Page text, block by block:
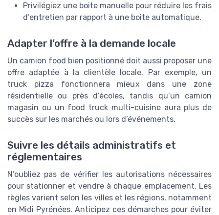
Privilégiez une boite manuelle pour réduire les frais
d’entretien par rapport à une boite automatique.
Adapter l’offre à la demande locale
Un camion food bien positionné doit aussi proposer une
offre adaptée à la clientèle locale. Par exemple, un
truck pizza fonctionnera mieux dans une zone
résidentielle ou près d’écoles, tandis qu’un camion
magasin ou un food truck multi-cuisine aura plus de
succès sur les marchés ou lors d’événements.
Suivre les détails administratifs et
réglementaires
N’oubliez pas de vérifier les autorisations nécessaires
pour stationner et vendre à chaque emplacement. Les
règles varient selon les villes et les régions, notamment
en Midi Pyrénées. Anticipez ces démarches pour éviter